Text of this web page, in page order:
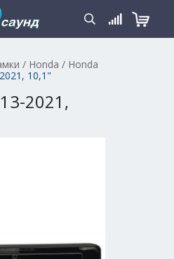
/ Honda / Honda
10,1"
2021,